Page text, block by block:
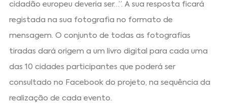
cidadão europeu deveria ser…”. A sua resposta ficará
registada na sua fotografia no formato de
mensagem. O conjunto de todas as fotografias
tiradas dará origem a um livro digital para cada uma
das 10 cidades participantes que poderá ser
consultado no Facebook do projeto, na sequência da
realização de cada evento.